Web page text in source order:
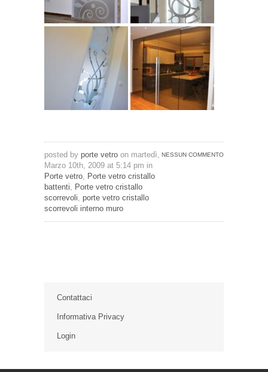
NESSUN COMMENTO
posted by porte vetro on martedì,
Marzo 10th, 2009 at 5:14 pm in
Porte vetro, Porte vetro cristallo
battenti, Porte vetro cristallo
scorrevoli, porte vetro cristallo
scorrevoli interno muro
Contattaci
Informativa Privacy
Login